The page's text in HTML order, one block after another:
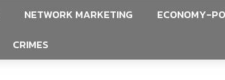
NETWORK MARKETING ECONOMY-
CRIMES